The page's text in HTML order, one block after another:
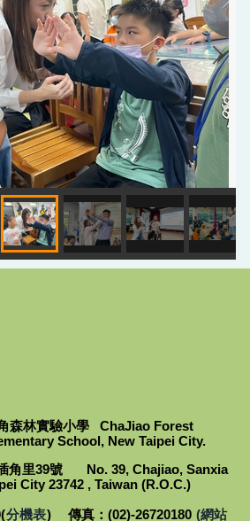
森林實驗小學 ChaJiao Forest
School, New Taipei City.
角里39號 No. 39, Chajiao, Sanxia
City 23742 , Taiwan (R.O.C.)
分機表) 傳真：(02)-26720180 (網站